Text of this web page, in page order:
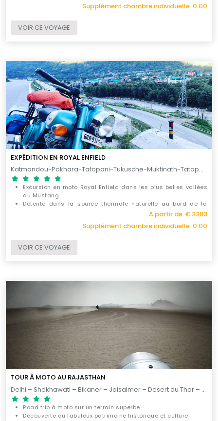
Supplément chambre individuelle 0.00
VOIR CE VOYAGE
EXPÉDITION EN ROYAL ENFIELD
Katmandou-Pokhara-Tatopani-Tukusche-Muktinath-Tatopani-Begnas Lake-Nuwakot-Katmandou / 13 JOURS
Excursion en moto Royal Enfield dans les plus belles vallées
du Mustang
Détente dans la source thermale naturelle au bord de la
A partir de € 3383
Supplément chambre individuelle 0.00
VOIR CE VOYAGE
TOUR À MOTO AU RAJASTHAN
Delhi – Shekhawati – Bikaner – Jaisalmer – Desert du Thar – Jodhpur – Ranakpur– Kumbhalgarh – Udaipur – Jojawar – Jaipur – Alwar – Kesroli – Delhi / 15 JOURS
Road trip à moto sur un terrain superbe
Découverte du fabuleux patrimoine historique et culturel